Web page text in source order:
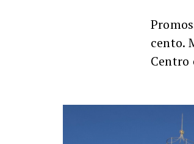
cento.
Centro